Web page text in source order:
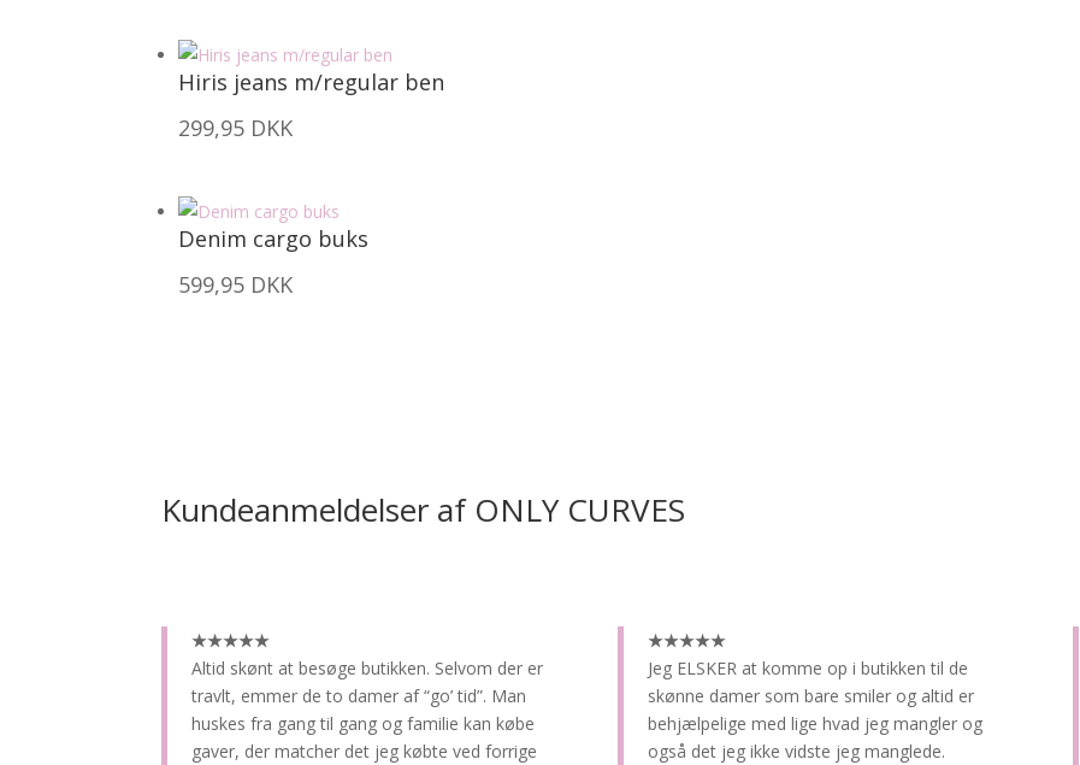
Hiris jeans m/regular ben
299,95 DKK
Denim cargo buks
599,95 DKK
Kundeanmeldelser af ONLY CURVES
★★★★★
Altid skønt at besøge butikken. Selvom der er
travlt, emmer de to damer af “go’ tid”. Man
huskes fra gang til gang og familie kan købe
gaver, der matcher det jeg købte ved forrige
★★★★★
Jeg ELSKER at komme op i butikken til de
skønne damer som bare smiler og altid er
behjælpelige med lige hvad jeg mangler og
også det jeg ikke vidste jeg manglede.